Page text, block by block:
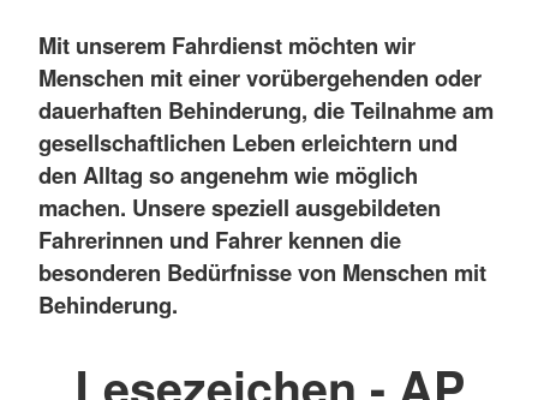
Mit unserem Fahrdienst möchten wir
Menschen mit einer vorübergehenden oder
dauerhaften Behinderung, die Teilnahme am
gesellschaftlichen Leben erleichtern und
den Alltag so angenehm wie möglich
machen. Unsere speziell ausgebildeten
Fahrerinnen und Fahrer kennen die
besonderen Bedürfnisse von Menschen mit
Behinderung.